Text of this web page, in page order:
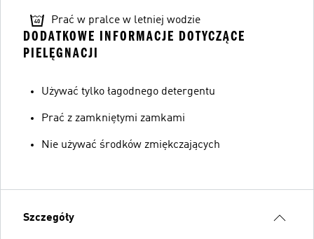
Prać w pralce w letniej wodzie
DODATKOWE INFORMACJE DOTYCZĄCE
PIELĘGNACJI
Używać tylko łagodnego detergentu
Prać z zamkniętymi zamkami
Nie używać środków zmiękczających
Szczegóły